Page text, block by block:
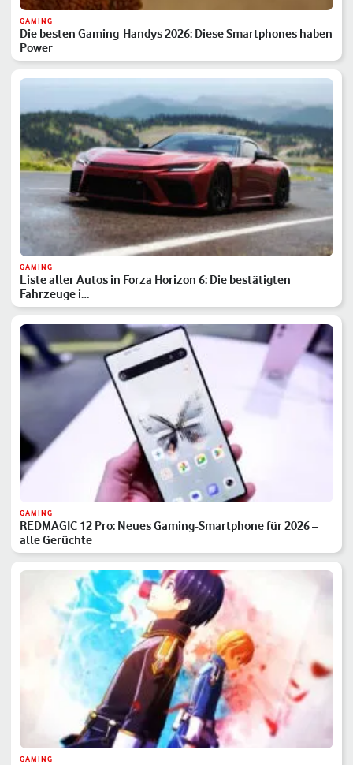
GAMING
Die besten Gaming-Handys 2026: Diese Smartphones haben
Power
GAMING
Liste aller Autos in Forza Horizon 6: Die bestätigten
Fahrzeuge i…
GAMING
REDMAGIC 12 Pro: Neues Gaming-Smartphone für 2026 –
alle Gerüchte
GAMING